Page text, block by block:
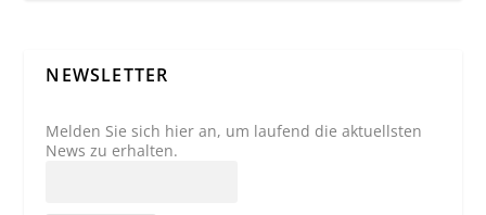
NEWSLETTER
Melden Sie sich hier an, um laufend die aktuellsten
News zu erhalten.